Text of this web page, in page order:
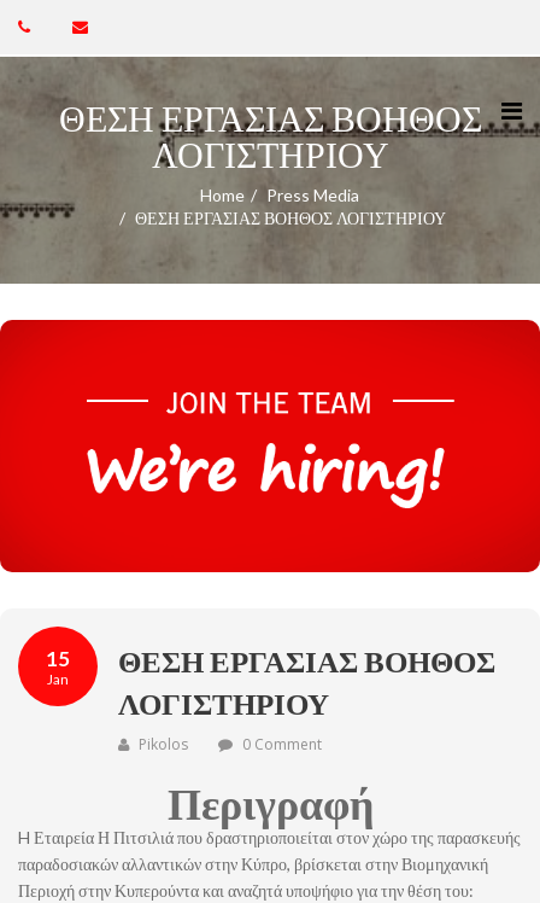
ΘΕΣΗ ΕΡΓΑΣΙΑΣ ΒΟΗΘΟΣ
ΛΟΓΙΣΤΗΡΙΟΥ
Home
Press Media
ΘΕΣΗ ΕΡΓΑΣΙΑΣ ΒΟΗΘΟΣ ΛΟΓΙΣΤΗΡΙΟΥ
15
Jan
ΘΕΣΗ ΕΡΓΑΣΙΑΣ ΒΟΗΘΟΣ
ΛΟΓΙΣΤΗΡΙΟΥ
Pikolos 0 Comment
Περιγραφή
H Εταιρεία Η Πιτσιλιά πουδραστηριοποιείται στον χώρο της παρασκευής
παραδοσιακών αλλαντικών στην Κύπρο, βρίσκεται στην Βιομηχανική
Περιοχή στην Κυπερούντα και αναζητά υποψήφιο για την θέση του: